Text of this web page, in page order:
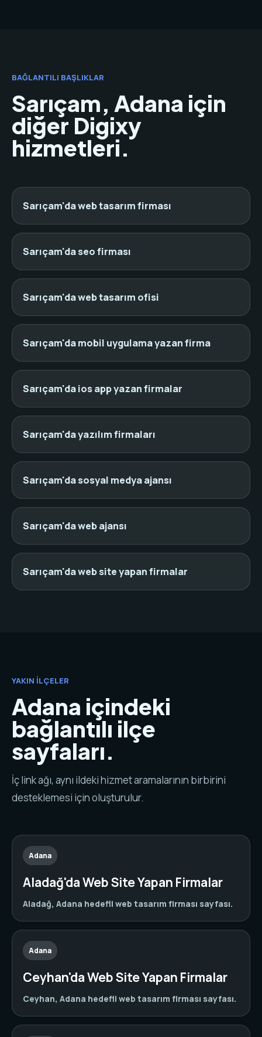
BAĞLANTILI BAŞLIKLAR
Sarıçam, Adana için
diğer Digixy
hizmetleri.
Sarıçam'da web tasarım firması
Sarıçam'da seo firması
Sarıçam'da web tasarım ofisi
Sarıçam'da mobil uygulama yazan firma
Sarıçam'da ios app yazan firmalar
Sarıçam'da yazılım firmaları
Sarıçam'da sosyal medya ajansı
Sarıçam'da web ajansı
Sarıçam'da web site yapan firmalar
YAKIN İLÇELER
Adana içindeki
bağlantılı ilçe
sayfaları.
İç link ağı, aynı ildeki hizmet aramalarının birbirini
desteklemesi için oluşturulur.
Adana
Aladağ'da Web Site Yapan Firmalar
Aladağ, Adana hedefli web tasarım firması sayfası.
Adana
Ceyhan'da Web Site Yapan Firmalar
Ceyhan, Adana hedefli web tasarım firması sayfası.